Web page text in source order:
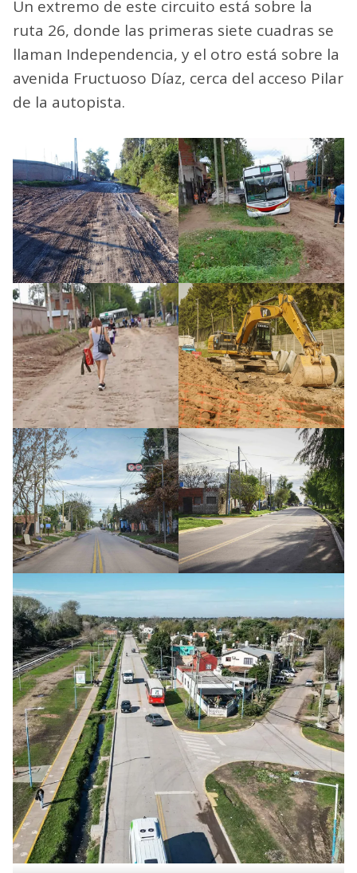
Un extremo de este circuito está sobre la
ruta 26, donde las primeras siete cuadras se
llaman Independencia, y el otro está sobre la
avenida Fructuoso Díaz, cerca del acceso Pilar
de la autopista.